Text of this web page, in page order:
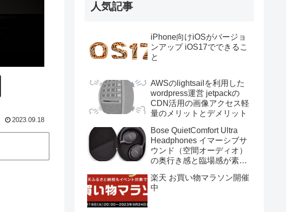
2023.09.18
人気記事
iPhone向けiOSがバージョ
ンアップ iOS17でできるこ
と
AWSのlightsailを利用した
wordpress運営 jetpackの
CDN活用の画像アクセス軽
量のメリットとデメリット
Bose QuietComfort Ultra
Headphones イマーシブサ
ウンド（空間オーディオ）
の奥行き感と臨場感が素晴
のも嬉しい
楽天 お買い物マラソン開催
中